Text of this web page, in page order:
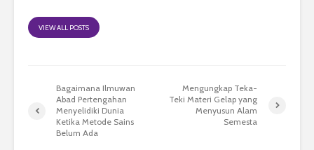
VIEW ALL POSTS
Bagaimana Ilmuwan
Abad Pertengahan
Menyelidiki Dunia
Ketika Metode Sains
Belum Ada
Mengungkap Teka-
Teki Materi Gelap yang
Menyusun Alam
Semesta